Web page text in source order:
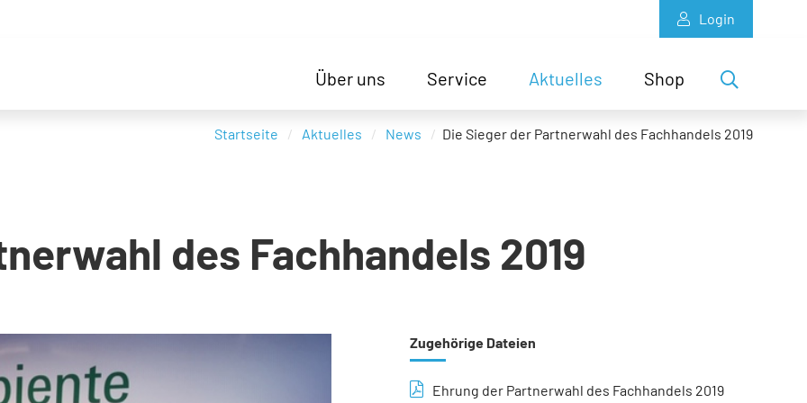
Login
Über uns Service Aktuelles Shop
Startseite Aktuelles News Die Sieger der Partnerwahl des Fachhandels 2019
des Fachhandels 2019
Zugehörige Dateien
Ehrung der Partnerwahl des Fachhandels 2019